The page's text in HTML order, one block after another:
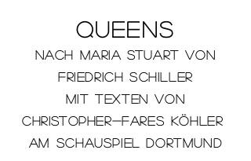
QUEENS
nach maria stuart von
friedrich schiller
Mit Texten von
Christopher-Fares Köhler
AM Schauspiel dortmund